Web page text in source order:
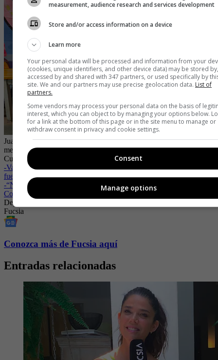
Juan José Sánchez, un niño de Manizales que aspira a ser uno de los
mejores jugadores de baloncesto en el mundo | Foto:Eisen Hower
Cuenta de Instagram @zona_audio_visual
-Valeria Arboleda, la boxeadora que no pierde la cabeza ni dentro ni
fuera del ring
-“No hay que tener todos los sentidos para destacar”: Daniela
Colmenares desde la cima del deporte
Deporte
Fucsia
Conozca más de Fucsia aquí
Entradas relacionadas
measurement, audience research and services development
Store and/or access information on a device
Learn more
Your personal data will be processed and information from your
(cookies, unique identifiers, and other device data) may be stored by,
accessed by and shared with 347 partners, or used specifically by
site. We and our partners may use precise geolocation data. List of
partners.
Some vendors may process your personal data on the basis of
interest, which you can object to by managing your options below.
for a link at the bottom of this page or in the site menu to manage or
withdraw consent in privacy and cookie settings.
Consent
Manage options